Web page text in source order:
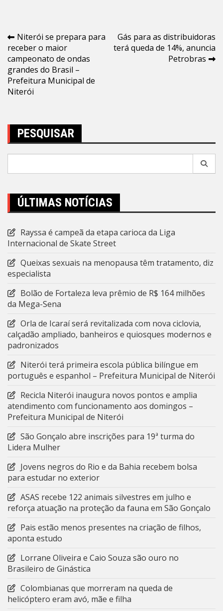
Navegação
de
Post
Niterói se prepara para
receber o maior
campeonato de ondas
grandes do Brasil –
Prefeitura Municipal de
Niterói
Gás para as distribuidoras
terá queda de 14%, anuncia
Petrobras
PESQUISAR
ÚLTIMAS NOTÍCIAS
Rayssa é campeã da etapa carioca da Liga
Internacional de Skate Street
Queixas sexuais na menopausa têm tratamento, diz
especialista
Bolão de Fortaleza leva prêmio de R$ 164 milhões
da Mega-Sena
Orla de Icaraí será revitalizada com nova ciclovia,
calçadão ampliado, banheiros e quiosques modernos e
padronizados
Niterói terá primeira escola pública bilíngue em
português e espanhol – Prefeitura Municipal de Niterói
Recicla Niterói inaugura novos pontos e amplia
atendimento com funcionamento aos domingos –
Prefeitura Municipal de Niterói
São Gonçalo abre inscrições para 19ª turma do
Lidera Mulher
Jovens negros do Rio e da Bahia recebem bolsa
para estudar no exterior
ASAS recebe 122 animais silvestres em julho e
reforça atuação na proteção da fauna em São Gonçalo
Pais estão menos presentes na criação de filhos,
aponta estudo
Lorrane Oliveira e Caio Souza são ouro no
Brasileiro de Ginástica
Colombianas que morreram na queda de
helicóptero eram avó, mãe e filha